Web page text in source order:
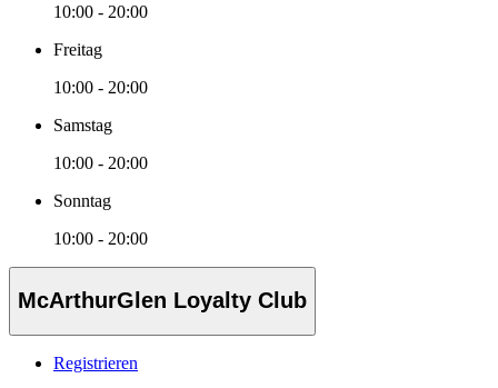
10:00 - 20:00
Freitag
10:00 - 20:00
Samstag
10:00 - 20:00
Sonntag
10:00 - 20:00
McArthurGlen Loyalty Club
Registrieren